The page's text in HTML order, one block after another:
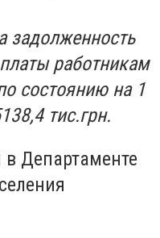
задолженность
работникам
состоянию на 1
тис.грн.
Департаменте